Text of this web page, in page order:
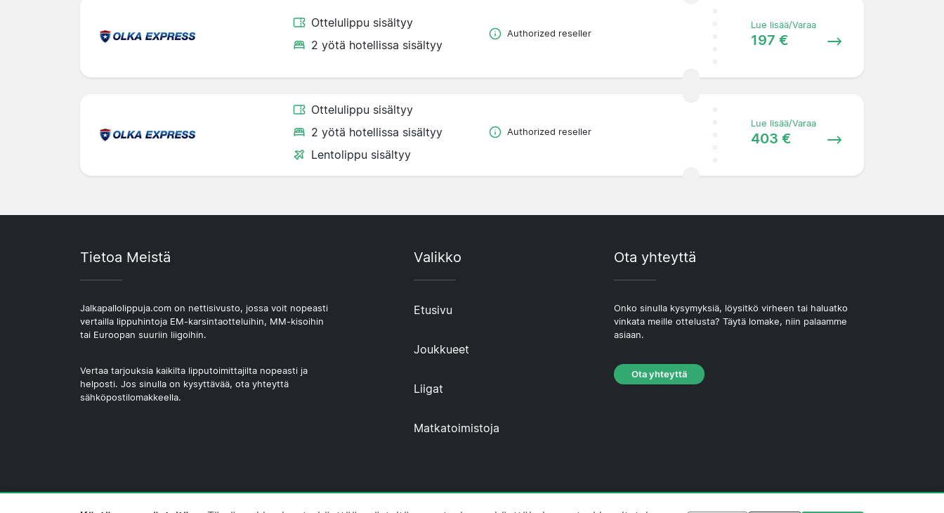
Ottelulippu sisältyy
2 yötä hotellissa sisältyy
Authorized reseller
Lue lisää/Varaa
197 €
Ottelulippu sisältyy
2 yötä hotellissa sisältyy
Lentolippu sisältyy
Authorized reseller
Lue lisää/Varaa
403 €
Tietoa Meistä
Jalkapallolippuja.com on nettisivusto, jossa voit nopeasti
vertailla lippuhintoja EM-karsintaotteluihin, MM-kisoihin
tai Euroopan suuriin liigoihin.
Vertaa tarjouksia kaikilta lipputoimittajilta nopeasti ja
helposti. Jos sinulla on kysyttävää, ota yhteyttä
sähköpostilomakkeella.
Valikko
Etusivu
Joukkueet
Liigat
Matkatoimistoja
Ota yhteyttä
Onko sinulla kysymyksiä, löysitkö virheen tai haluatko
vinkata meille ottelusta? Täytä lomake, niin palaamme
asiaan.
Ota yhteyttä